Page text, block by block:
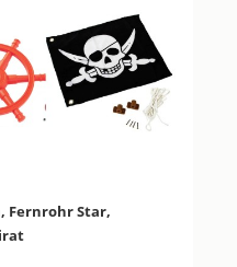
Fernrohr Star,